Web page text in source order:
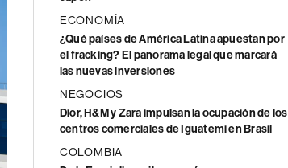
ECONOMÍA
¿Qué países de América Latina apuestan por
el fracking? El panorama legal que marcará
las nuevas inversiones
NEGOCIOS
Dior, H&M y Zara impulsan la ocupación de los
centros comerciales de Iguatemi en Brasil
COLOMBIA